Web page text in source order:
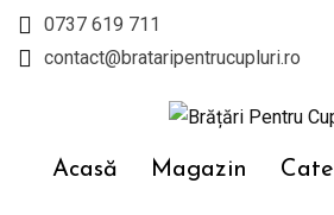
Skip
0737 619 711
contact@brataripentrucupluri.ro
Acasă Magazin